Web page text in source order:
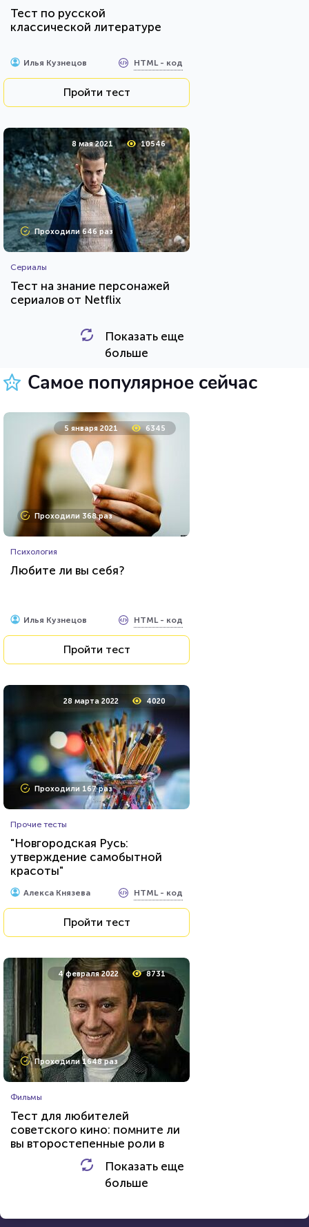
Тест по русской
классической литературе
Илья Кузнецов HTML - код
Пройти тест
8 мая 2021 10546
Проходили 646 раз
Сериалы
Тест на знание персонажей
сериалов от Netflix
HTML - код
24 марта 2021
Проходили 22949 раз
Угадай футболиста по фото!
Пройти тест
62459
Проходили 8033 раза
Тест по игре Dota 2
Пройти тест
23 июня 2021
Проходили 20937 раз
Тест: «Какой ты вампир из
сериала "Дневники
вампира"»?
Пройти тест
Показать еще
больше
Самое популярное сейчас
5 января 2021 6345
Проходили 368 раз
Психология
Любите ли вы себя?
Илья Кузнецов HTML - код
Пройти тест
28 марта 2022 4020
Проходили 167 раз
Прочие тесты
"Новгородская Русь:
утверждение самобытной
красоты"
Алекса Князева HTML - код
Пройти тест
4 февраля 2022 8731
Проходили 1648 раз
Фильмы
Тест для любителей
советского кино: помните ли
вы второстепенные роли в
знаменитых фильмах?
AlexYasnovidov HTML - код
Показать еще
больше